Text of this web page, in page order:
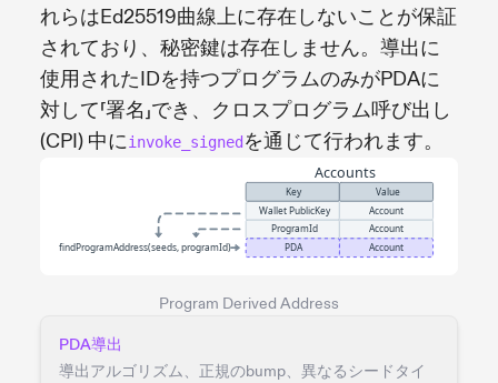
れらはEd25519曲線上に存在しないことが保証
されており、秘密鍵は存在しません。導出に
使用されたIDを持つプログラムのみがPDAに
対して「署名」でき、クロスプログラム呼び出し
(CPI) 中にinvoke_signed を通じて行われます。
Program Derived Address
PDA導出
導出アルゴリズム、正規のbump、異なるシードタイ